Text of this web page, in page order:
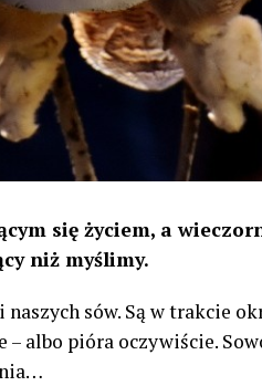
się życiem, a
niż myślimy.
sów. Są w trakcie
– albo pióra oczywiście.